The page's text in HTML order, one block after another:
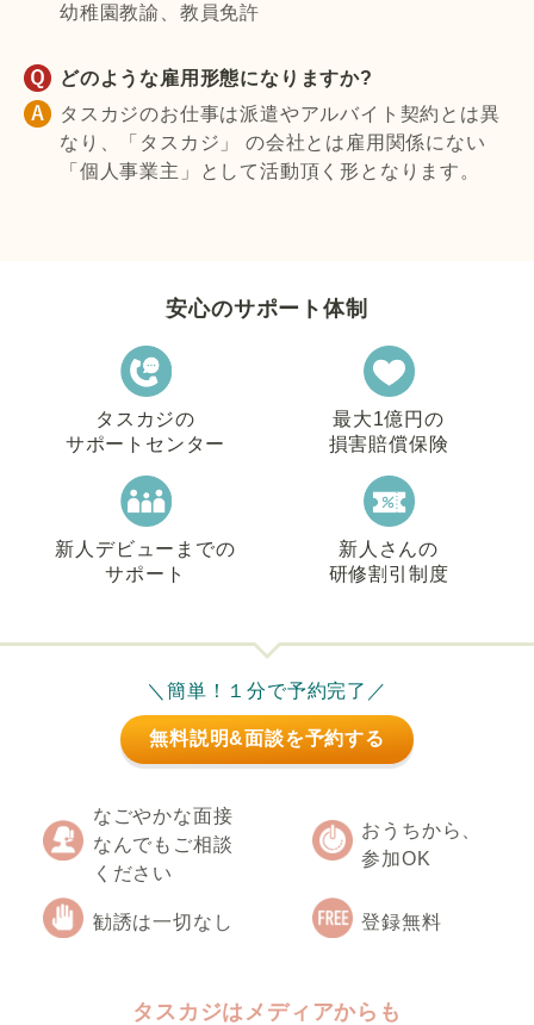
幼稚園教諭、教員免許
どのような雇用形態になりますか?
タスカジのお仕事は派遣やアルバイト契約とは異
なり、「タスカジ」 の会社とは雇用関係にない
「個人事業主」として活動頂く形となります。
安心のサポート体制
タスカジの
サポートセンター
最大1億円の
損害賠償保険
新人デビューまでの
サポート
新人さんの
研修割引制度
＼簡単！１分で予約完了／
無料説明&面談を予約する
なごやかな面接
なんでもご相談
ください
おうちから、
参加OK
勧誘は一切なし 登録無料
タスカジはメディアからも